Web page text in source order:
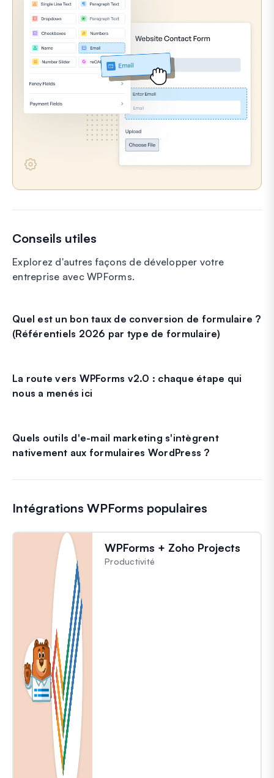
Conseils utiles
Explorez d'autres façons de développer votre
entreprise avec WPForms.
Quel est un bon taux de conversion de formulaire ?
(Référentiels 2026 par type de formulaire)
La route vers WPForms v2.0 : chaque étape qui
nous a menés ici
Quels outils d'e-mail marketing s'intègrent
nativement aux formulaires WordPress ?
Intégrations WPForms populaires
WPForms + Zoho Projects
Productivité